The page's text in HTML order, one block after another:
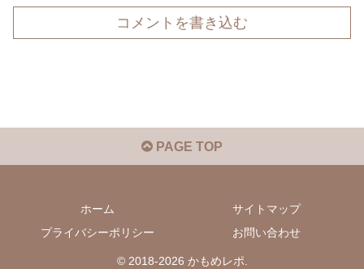
コメントを書き込む
PAGE TOP
ホーム
サイトマップ
プライバシーポリシー
お問い合わせ
© 2018-2026 かもめレポ.